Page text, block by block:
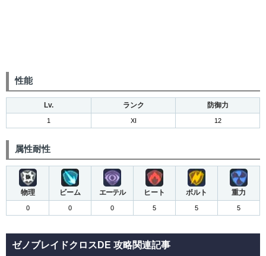
性能
Lv. ランク 防御力
1 XI 12
属性耐性
物理 ビーム エーテル ヒート ボルト 重力
0 0 0 5 5 5
ゼノブレイドクロスDE 攻略関連記事